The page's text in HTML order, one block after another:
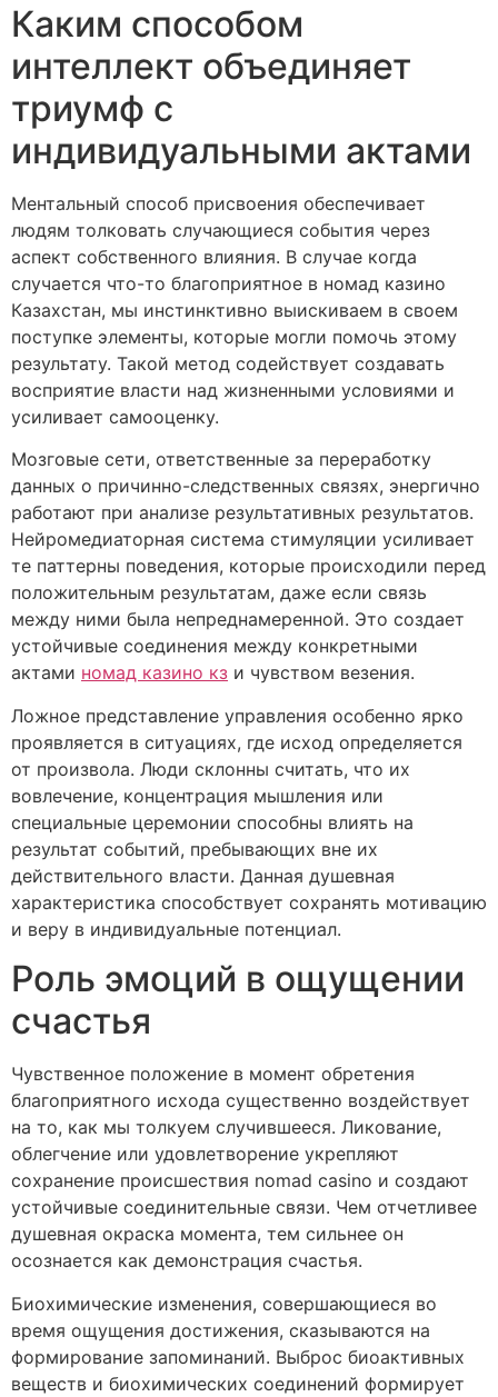
Каким способом
интеллект объединяет
триумф с
индивидуальными актами
Ментальный способ присвоения обеспечивает
людям толковать случающиеся события через
аспект собственного влияния. В случае когда
случается что-то благоприятное в номад казино
Казахстан, мы инстинктивно выискиваем в своем
поступке элементы, которые могли помочь этому
результату. Такой метод содействует создавать
восприятие власти над жизненными условиями и
усиливает самооценку.
Мозговые сети, ответственные за переработку
данных о причинно-следственных связях, энергично
работают при анализе результативных результатов.
Нейромедиаторная система стимуляции усиливает
те паттерны поведения, которые происходили перед
положительным результатам, даже если связь
между ними была непреднамеренной. Это создает
устойчивые соединения между конкретными
актами номад казино кз и чувством везения.
Ложное представление управления особенно ярко
проявляется в ситуациях, где исход определяется
от произвола. Люди склонны считать, что их
вовлечение, концентрация мышления или
специальные церемонии способны влиять на
результат событий, пребывающих вне их
действительного власти. Данная душевная
характеристика способствует сохранять мотивацию
и веру в индивидуальные потенциал.
Роль эмоций в ощущении
счастья
Чувственное положение в момент обретения
благоприятного исхода существенно воздействует
на то, как мы толкуем случившееся. Ликование,
облегчение или удовлетворение укрепляют
сохранение происшествия nomad casino и создают
устойчивые соединительные связи. Чем отчетливее
душевная окраска момента, тем сильнее он
осознается как демонстрация счастья.
Биохимические изменения, совершающиеся во
время ощущения достижения, сказываются на
формирование запоминаний. Выброс биоактивных
веществ и биохимических соединений формирует